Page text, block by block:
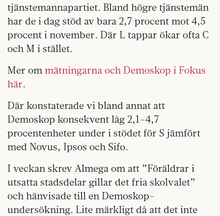
tjänstemannapartiet. Bland högre tjänstemän
har de i dag stöd av bara 2,7 procent mot 4,5
procent i november. Där L tappar ökar ofta C
och M i stället.
Mer om mätningarna och Demoskop i Fokus
här.
Där konstaterade vi bland annat att
Demoskop konsekvent låg 2,1–4,7
procentenheter under i stödet för S jämfört
med Novus, Ipsos och Sifo.
I veckan skrev Almega om att ”Föräldrar i
utsatta stadsdelar gillar det fria skolvalet”
och hänvisade till en Demoskop-
undersökning. Lite märkligt då att det inte